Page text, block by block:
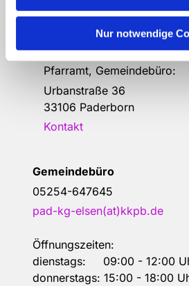
Nur notwendige
Anschrift der evang.-
Kirchengemeinde Elsen
Erlöserkirche,
Pfarramt, Gemeindebüro:
Urbanstraße 36
33106 Paderborn
Kontakt
Gemeindebüro
05254-647645
pad-kg-elsen(at)kkpb.de
Öffnungszeiten:
dienstags: 09:00 - 12:00
donnerstags: 15:00 - 18:00